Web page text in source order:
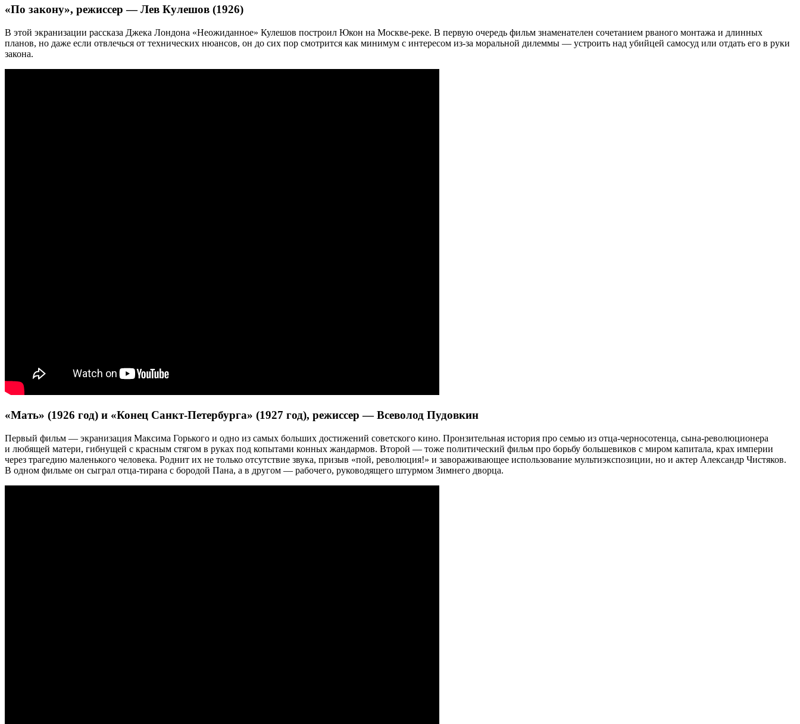
«По закону», режиссер — Лев Кулешов (1926)
В этой экранизации рассказа Джека Лондона «Неожиданное» Кулешов построил Юкон на Москве-реке. В первую очередь фильм знаменателен сочетанием рваного монтажа и длинных
планов, но даже если отвлечься от технических нюансов, он до сих пор смотрится как минимум с интересом из-за моральной дилеммы — устроить над убийцей самосуд или отдать его в руки
закона.
«Мать» (1926 год) и «Конец Санкт-Петербурга» (1927 год), режиссер — Всеволод Пудовкин
Первый фильм — экранизация Максима Горького и одно из самых больших достижений советского кино. Пронзительная история про семью из отца-черносотенца, сына-революционера
и любящей матери, гибнущей с красным стягом в руках под копытами конных жандармов. Второй — тоже политический фильм про борьбу большевиков с миром капитала, крах империи
через трагедию маленького человека. Роднит их не только отсутствие звука, призыв «пой, революция!» и завораживающее использование мультиэкспозиции, но и актер Александр Чистяков.
В одном фильме он сыграл отца-тирана с бородой Пана, а в другом — рабочего, руководящего штурмом Зимнего дворца.